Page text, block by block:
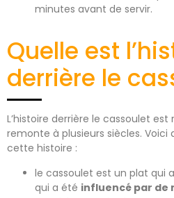
minutes avant de servir.
Quelle est
derrière le
L’histoire derrière le cassoulet
remonte à plusieurs siècles. Voici
cette histoire :
le cassoulet est un plat qui
qui a été influencé par de